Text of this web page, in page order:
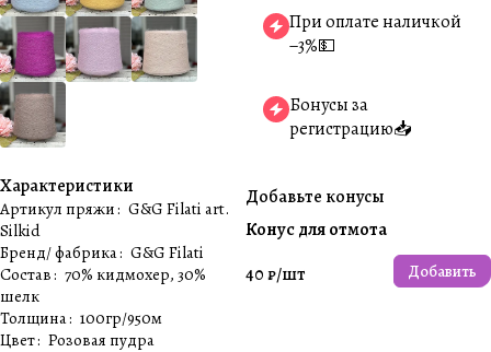
Характеристики
Артикул пряжи: G&G Filati art.
Silkid
Бренд/ фабрика: G&G Filati
Состав: 70% кидмохер, 30%
шелк
Толщина: 100гр/950м
Цвет: Розовая пудра
При оплате наличкой
−3%💵
Бонусы за
регистрацию📥
Добавьте конусы
Конус для отмота
40 ₽/шт Добавить